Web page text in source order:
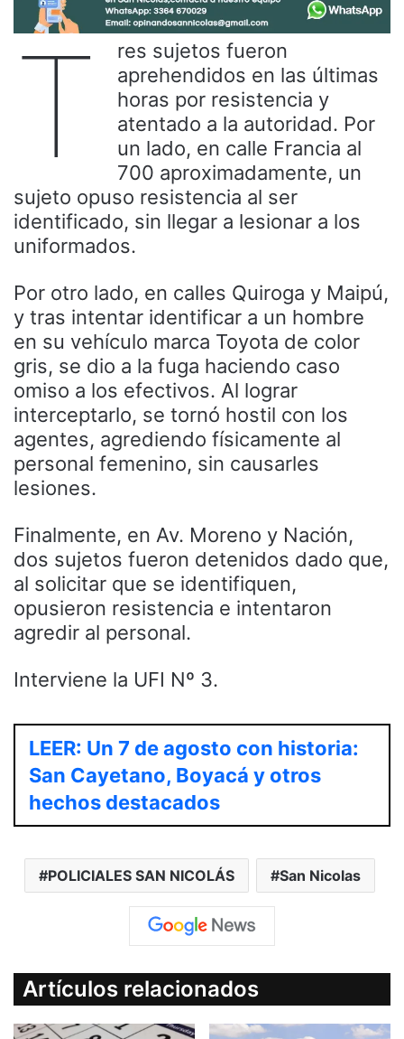
T
res sujetos fueron
aprehendidos en las últimas
horas por resistencia y
atentado a la autoridad. Por
un lado, en calle Francia al
700 aproximadamente, un
sujeto opuso resistencia al ser
identificado, sin llegar a lesionar a los
uniformados.
Por otro lado, en calles Quiroga y Maipú,
y tras intentar identificar a un hombre
en su vehículo marca Toyota de color
gris, se dio a la fuga haciendo caso
omiso a los efectivos. Al lograr
interceptarlo, se tornó hostil con los
agentes, agrediendo físicamente al
personal femenino, sin causarles
lesiones.
Finalmente, en Av. Moreno y Nación,
dos sujetos fueron detenidos dado que,
al solicitar que se identifiquen,
opusieron resistencia e intentaron
agredir al personal.
Interviene la UFI Nº 3.
LEER: Un 7 de agosto con historia:
San Cayetano, Boyacá y otros
hechos destacados
POLICIALES SAN NICOLÁS San Nicolas
Artículos relacionados